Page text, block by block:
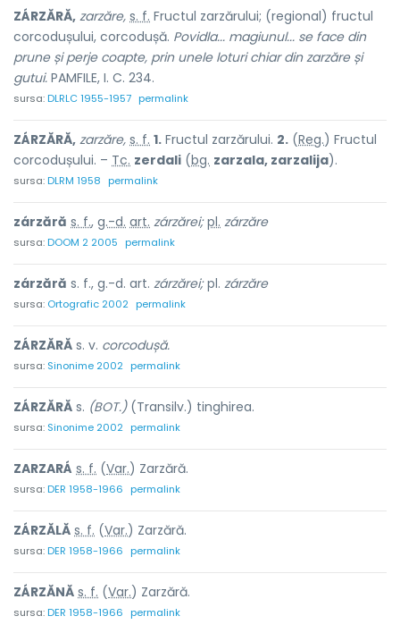
ZÁRZĂRĂ, zarzăre, s. f. Fructul zarzărului; (regional) fructul
corcodușului, corcodușă. Povidla... magiunul... se face din
prune și perje coapte, prin unele loturi chiar din zarzăre și
gutui. PAMFILE, I. C. 234.
sursa:DLRLC 1955-1957 permalink
ZÁRZĂRĂ, zarzăre, s. f. 1. Fructul zarzărului. 2. (Reg.) Fructul
corcodușului. – Tc. zerdali (bg. zarzala, zarzalija).
sursa:DLRM 1958 permalink
zárzără s. f., g.-d. art. zárzărei; pl. zárzăre
sursa:DOOM 2 2005 permalink
zárzără s. f., g.-d. art. zárzărei;pl. zárzăre
sursa: Ortografic 2002 permalink
ZÁRZĂRĂ s. v. corcodușă.
sursa: Sinonime 2002 permalink
ZÁRZĂRĂ s. (BOT.)(Transilv.) tinghirea.
sursa: Sinonime 2002 permalink
ZARZARÁ s. f. (Var.) Zarzără.
sursa:DER 1958-1966 permalink
ZÁRZĂLĂ s. f. (Var.) Zarzără.
sursa:DER 1958-1966 permalink
ZÁRZĂNĂ s. f. (Var.) Zarzără.
sursa:DER 1958-1966 permalink